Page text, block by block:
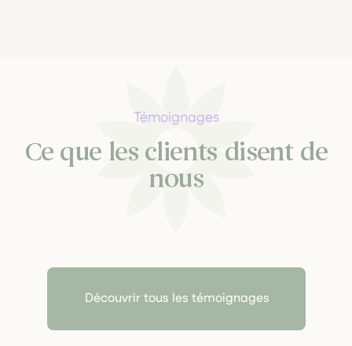
Témoignages
Ce que les clients disent de
nous
Découvrir tous les témoignages